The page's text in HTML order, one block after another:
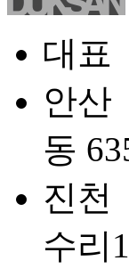
대표
안산
동
진천
수리